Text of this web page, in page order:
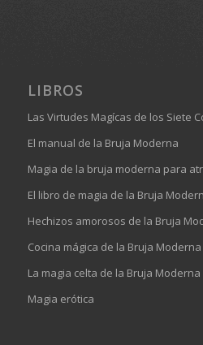
LIBROS
Las Virtudes Magícas de los Siete
El manual de la Bruja Moderna
Magia de la bruja moderna para
El libro de magia de la Bruja
Hechizos amorosos de la Bruja
Cocina mágica de la Bruja Moderna
La magia celta de la Bruja Moderna
Magia erótica